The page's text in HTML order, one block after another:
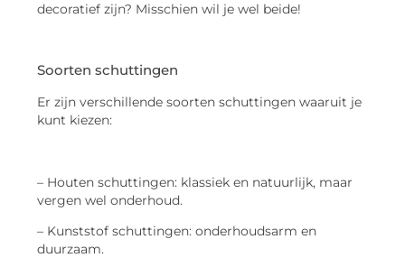
decoratief zijn? Misschien wil je wel beide!
Soorten schuttingen
Er zijn verschillende soorten schuttingen waaruit je
kunt kiezen:
– Houten schuttingen: klassiek en natuurlijk, maar
vergen wel onderhoud.
– Kunststof schuttingen: onderhoudsarm en
duurzaam.